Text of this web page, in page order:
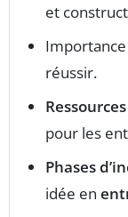
et
Importance
réussir.
Ressources
pour les
Phases
idée en